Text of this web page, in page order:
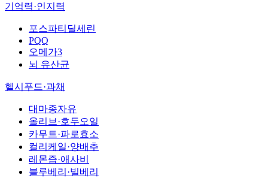
기억력·인지력
포스파티딜세린
PQQ
오메가3
뇌 유산균
헬시푸드·과채
대마종자유
올리브·호두오일
카무트·파로효소
컬리케일·양배추
레몬즙·애사비
블루베리·빌베리